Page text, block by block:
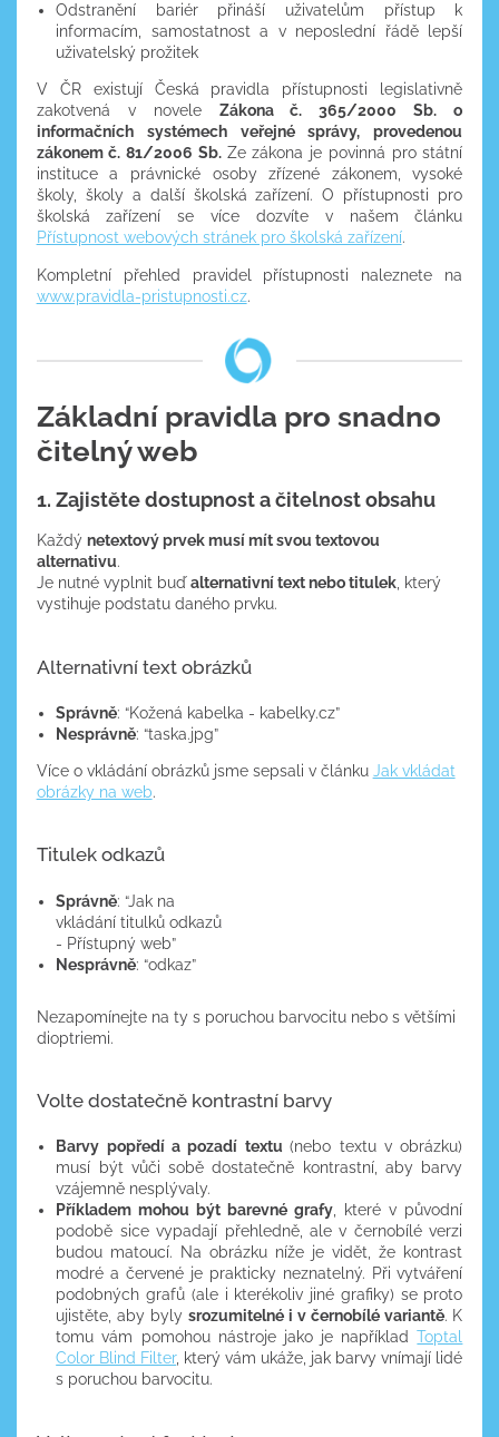
Odstranění bariér přináší uživatelům přístup k
informacím, samostatnost a v neposlední řádě lepší
uživatelský prožitek
V ČR existují Česká pravidla přístupnosti legislativně
zakotvená v novele Zákona č. 365/2000 Sb. o
informačních systémech veřejné správy, provedenou
zákonem č. 81/2006 Sb. Ze zákona je povinná pro státní
instituce a právnické osoby zřízené zákonem, vysoké
školy, školy a další školská zařízení. O přístupnosti pro
školská zařízení se více dozvíte v našem článku
Přístupnost webových stránek pro školská zařízení.
Kompletní přehled pravidel přístupnosti naleznete na
www.pravidla-pristupnosti.cz.
Základní pravidla pro snadno
čitelný web
1. Zajistěte dostupnost a čitelnost obsahu
Každý netextový prvek musí mít svou textovou
alternativu.
Je nutné vyplnit buďalternativní text nebo titulek, který
vystihuje podstatu daného prvku.
Alternativní text obrázků
Správně: “Kožená kabelka - kabelky.cz”
Nesprávně: “taska.jpg”
Více o vkládání obrázků jsme sepsali v článku Jak vkládat
obrázky na web.
Titulek odkazů
Správně: “Jak na
vkládání titulků odkazů
- Přístupný web”
Nesprávně: “odkaz”
Nezapomínejte na ty s poruchou barvocitu nebo s většími
dioptriemi.
Volte dostatečně kontrastní barvy
Barvy popředí a pozadí textu(nebo textu v obrázku)
musí být vůči sobě dostatečně kontrastní, aby barvy
vzájemně nesplývaly.
Příkladem mohou být barevné grafy, které v původní
podobě sice vypadají přehledně, ale v černobílé verzi
budou matoucí. Na obrázku níže je vidět, že kontrast
modré a červené je prakticky neznatelný. Při vytváření
podobných grafů (ale i kterékoliv jiné grafiky) se proto
ujistěte, aby byly srozumitelné i v černobílé variantě. K
tomu vám pomohou nástroje jako je napříkladToptal
Color Blind Filter, který vám ukáže, jak barvy vnímají lidé
s poruchou barvocitu.